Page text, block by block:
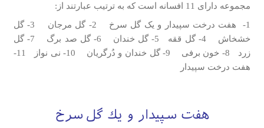
مجموعه دارای 11 افسانه است که به ترتیب عبارتند از:
1- هفت درخت سپیدار و یک گل سرخ 2- گل مرجان 3- گل
خشخاش 4- گل ققه 5- گل خندان 6- گل صد برگ 7- گل
زرد 8- خون برفی 9- گل خندان و دُرگریان 10- نی نواز 11-
هفت درخت سپیدار
هفت سپيدار و يك گل سرخ